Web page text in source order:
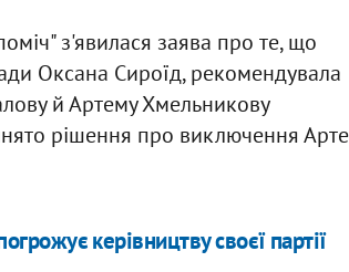
з'явилася заява про те, що
Оксана Сироїд, рекомендувала
й Артему Хмельникову
рішення про виключення
керівництву своєї партії